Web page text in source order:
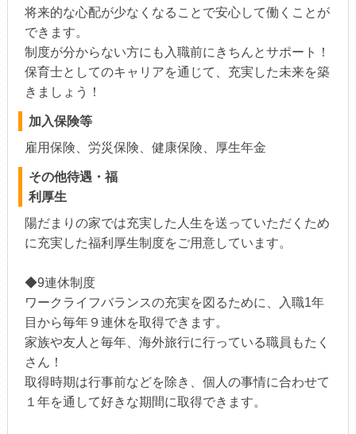
将来的な心配が少なくなることで安心して働くことが
できます。
制度が分からない方にも入職前にきちんとサポート！
保育士としてのキャリアを通じて、充実した未来を築
きましょう！
加入保険等
雇用保険、労災保険、健康保険、厚生年金
その他待遇・福
利厚生
陽だまりの家では充実した人生を送っていただくため
に充実した福利厚生制度をご用意しています。
◆9連休制度
ワークライフバランスの充実を図るために、入職1年
目から毎年９連休を取得できます。
家族や友人と毎年、海外旅行に行っている職員もたく
さん！
取得時期は行事前などを除き、個人の事情に合わせて
１年を通して好きな期間に取得できます。